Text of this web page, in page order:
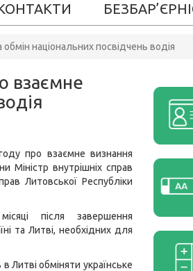
національних посвідчень водія
взаємне
про взаємне визнання
Міністр внутрішніх справ
Литовської Республіки
після завершення
та Литві, необхідних для
в Литві обміняти українське